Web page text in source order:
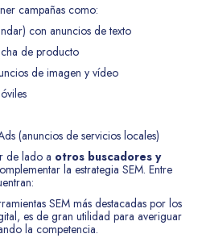
campañas como:
con anuncios de texto
de producto
de imagen y vídeo
(anuncios de servicios locales)
de lado a otros buscadores y
la estrategia SEM. Entre
SEM más destacadas por los
es de gran utilidad para averiguar
la competencia.